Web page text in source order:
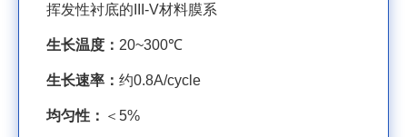
挥发性衬底的 III-V材料膜系
生长温度： 20~300℃
生长速率： 约0.8A/cycle
均匀性： ＜ 5%